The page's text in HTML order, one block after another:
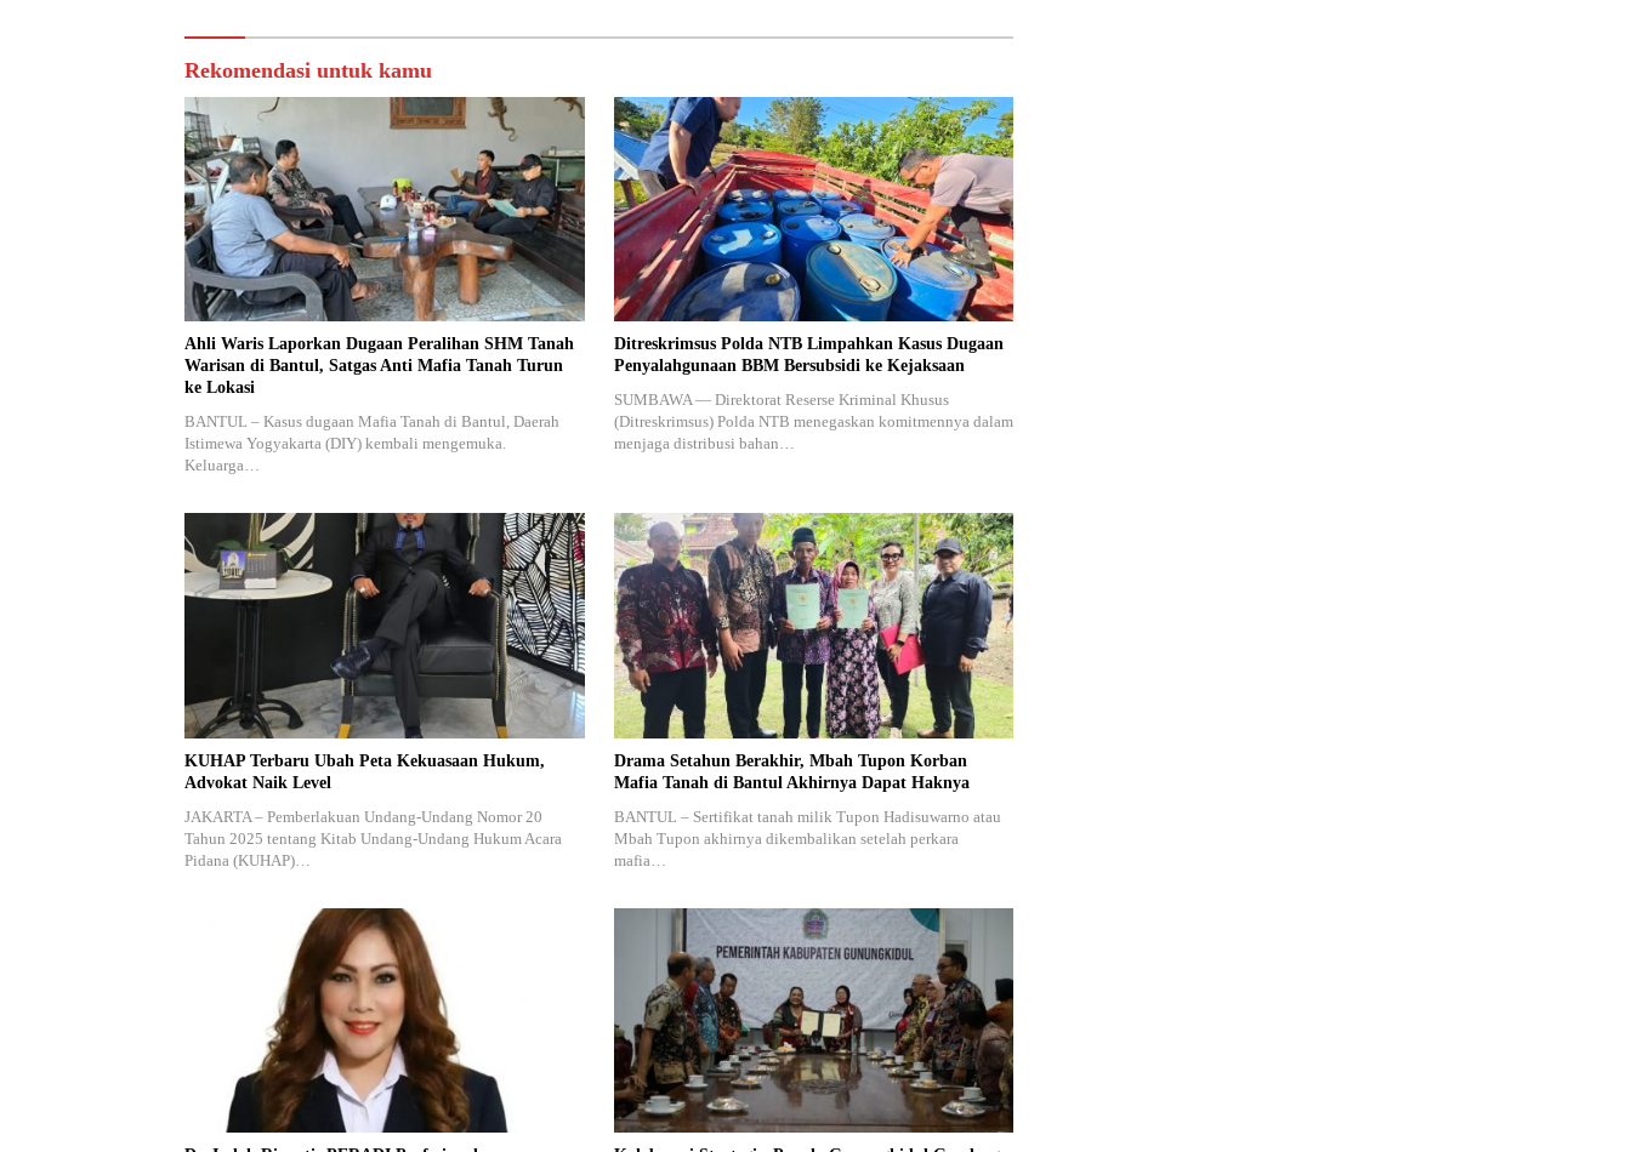
Rekomendasi untuk kamu
Ahli Waris Laporkan Dugaan Peralihan SHM Tanah
Warisan di Bantul, Satgas Anti Mafia Tanah Turun
ke Lokasi
BANTUL – Kasus dugaan Mafia Tanah di Bantul, Daerah
Istimewa Yogyakarta (DIY) kembali mengemuka.
Keluarga…
Ditreskrimsus Polda NTB Limpahkan Kasus Dugaan
Penyalahgunaan BBM Bersubsidi ke Kejaksaan
SUMBAWA — Direktorat Reserse Kriminal Khusus
(Ditreskrimsus) Polda NTB menegaskan komitmennya dalam
menjaga distribusi bahan…
KUHAP Terbaru Ubah Peta Kekuasaan Hukum,
Advokat Naik Level
JAKARTA – Pemberlakuan Undang-Undang Nomor 20
Tahun 2025 tentang Kitab Undang-Undang Hukum Acara
Pidana (KUHAP)…
Drama Setahun Berakhir, Mbah Tupon Korban
Mafia Tanah di Bantul Akhirnya Dapat Haknya
BANTUL – Sertifikat tanah milik Tupon Hadisuwarno atau
Mbah Tupon akhirnya dikembalikan setelah perkara
mafia…